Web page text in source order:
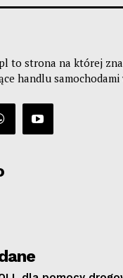
to strona na której
handlu samochodami